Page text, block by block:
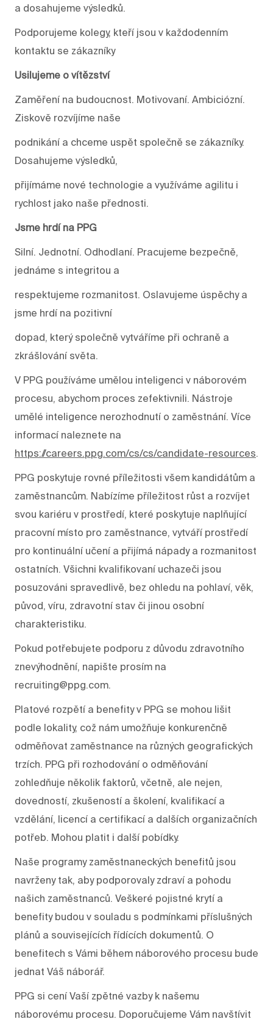
a dosahujeme výsledků.
Podporujeme kolegy, kteří jsou v každodenním
kontaktu se zákazníky
Usilujeme o vítězství
Zaměření na budoucnost. Motivovaní. Ambiciózní.
Ziskově rozvíjíme naše
podnikání a chceme uspět společně se zákazníky.
Dosahujeme výsledků,
přijímáme nové technologie a využíváme agilitu i
rychlost jako naše přednosti.
Jsme hrdí na PPG
Silní. Jednotní. Odhodlaní. Pracujeme bezpečně,
jednáme s integritou a
respektujeme rozmanitost. Oslavujeme úspěchy a
jsme hrdí na pozitivní
dopad, který společně vytváříme při ochraně a
zkrášlování světa.
V PPG používáme umělou inteligenci v náborovém
procesu, abychom proces zefektivnili. Nástroje
umělé inteligence nerozhodnutí o zaměstnání. Více
informací naleznete na
https://careers.ppg.com/cs/cs/candidate-resources.
PPG poskytuje rovné příležitosti všem kandidátům a
zaměstnancům. Nabízíme příležitost růst a rozvíjet
svou kariéru v prostředí, které poskytuje naplňující
pracovní místo pro zaměstnance, vytváří prostředí
pro kontinuální učení a přijímá nápady a rozmanitost
ostatních. Všichni kvalifikovaní uchazeči jsou
posuzováni spravedlivě, bez ohledu na pohlaví, věk,
původ, víru, zdravotní stav či jinou osobní
charakteristiku.
Pokud potřebujete podporu z důvodu zdravotního
znevýhodnění, napište prosím na
recruiting@ppg.com.
Platové rozpětí a benefity v PPG se mohou lišit
podle lokality, což nám umožňuje konkurenčně
odměňovat zaměstnance na různých geografických
trzích. PPG při rozhodování o odměňování
zohledňuje několik faktorů, včetně, ale nejen,
dovedností, zkušeností a školení, kvalifikací a
vzdělání, licencí a certifikací a dalších organizačních
potřeb. Mohou platit i další pobídky.
Naše programy zaměstnaneckých benefitů jsou
navrženy tak, aby podporovaly zdraví a pohodu
našich zaměstnanců. Veškeré pojistné krytí a
benefity budou v souladu s podmínkami příslušných
plánů a souvisejících řídících dokumentů. O
benefitech s Vámi během náborového procesu bude
jednat Váš náborář.
PPG si cení Vaší zpětné vazby k našemu
náborovému procesu. Doporučujeme Vám navštívit